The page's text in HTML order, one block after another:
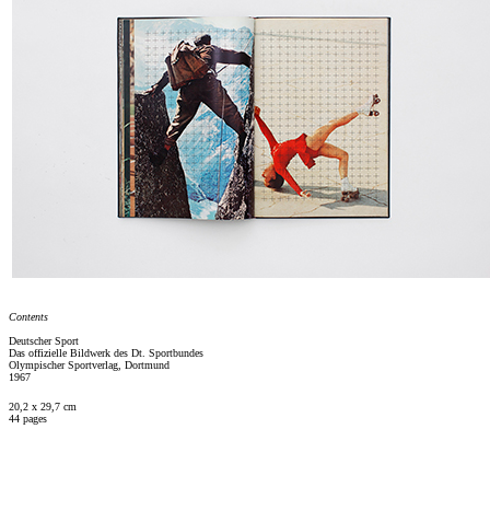
Contents
Deutscher Sport
Das offizielle Bildwerk des Dt. Sportbundes
Olympischer Sportverlag, Dortmund
1967
20,2 x 29,7 cm
44 pages